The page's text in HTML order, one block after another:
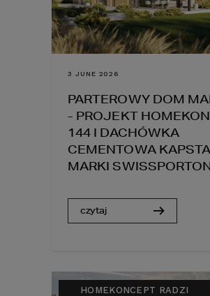
3 JUNE 2026
PARTEROWY DOM
- PROJEKT
144 I DACHÓWKA
CEMENTOWA
MARKI
czytaj
HOMEKONCEPT RADZI